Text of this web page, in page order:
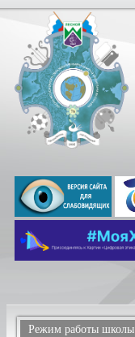
Режим работы школы